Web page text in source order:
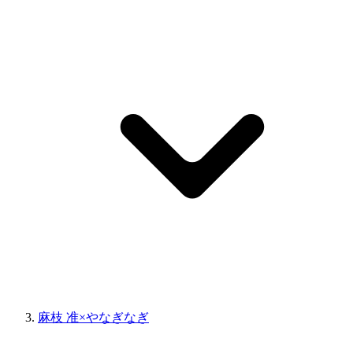
麻枝 准×やなぎなぎ